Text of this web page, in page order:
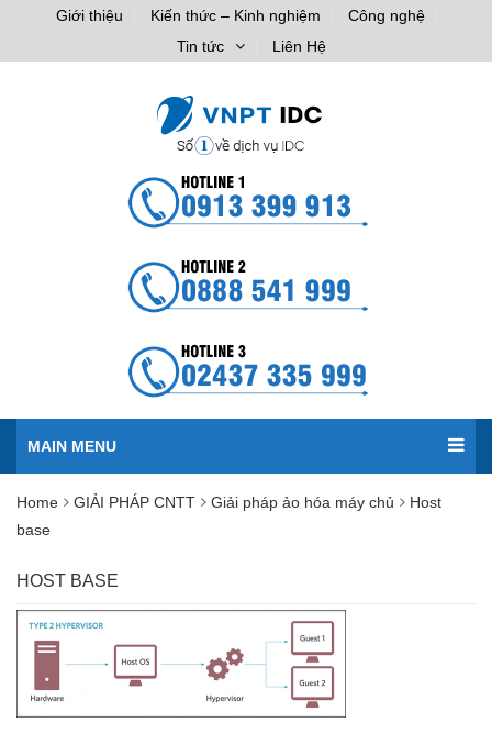
Giới thiệu Kiến thức – Kinh nghiệm
Công nghệ
Tin tức
Liên Hệ
MAIN MENU
Home GIẢI PHÁP CNTT Giải pháp ảo hóa máy chủ
Host
base
HOST BASE